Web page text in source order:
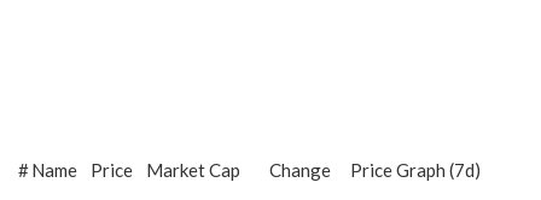
#Name Price Market Cap Change Price Graph (7d)